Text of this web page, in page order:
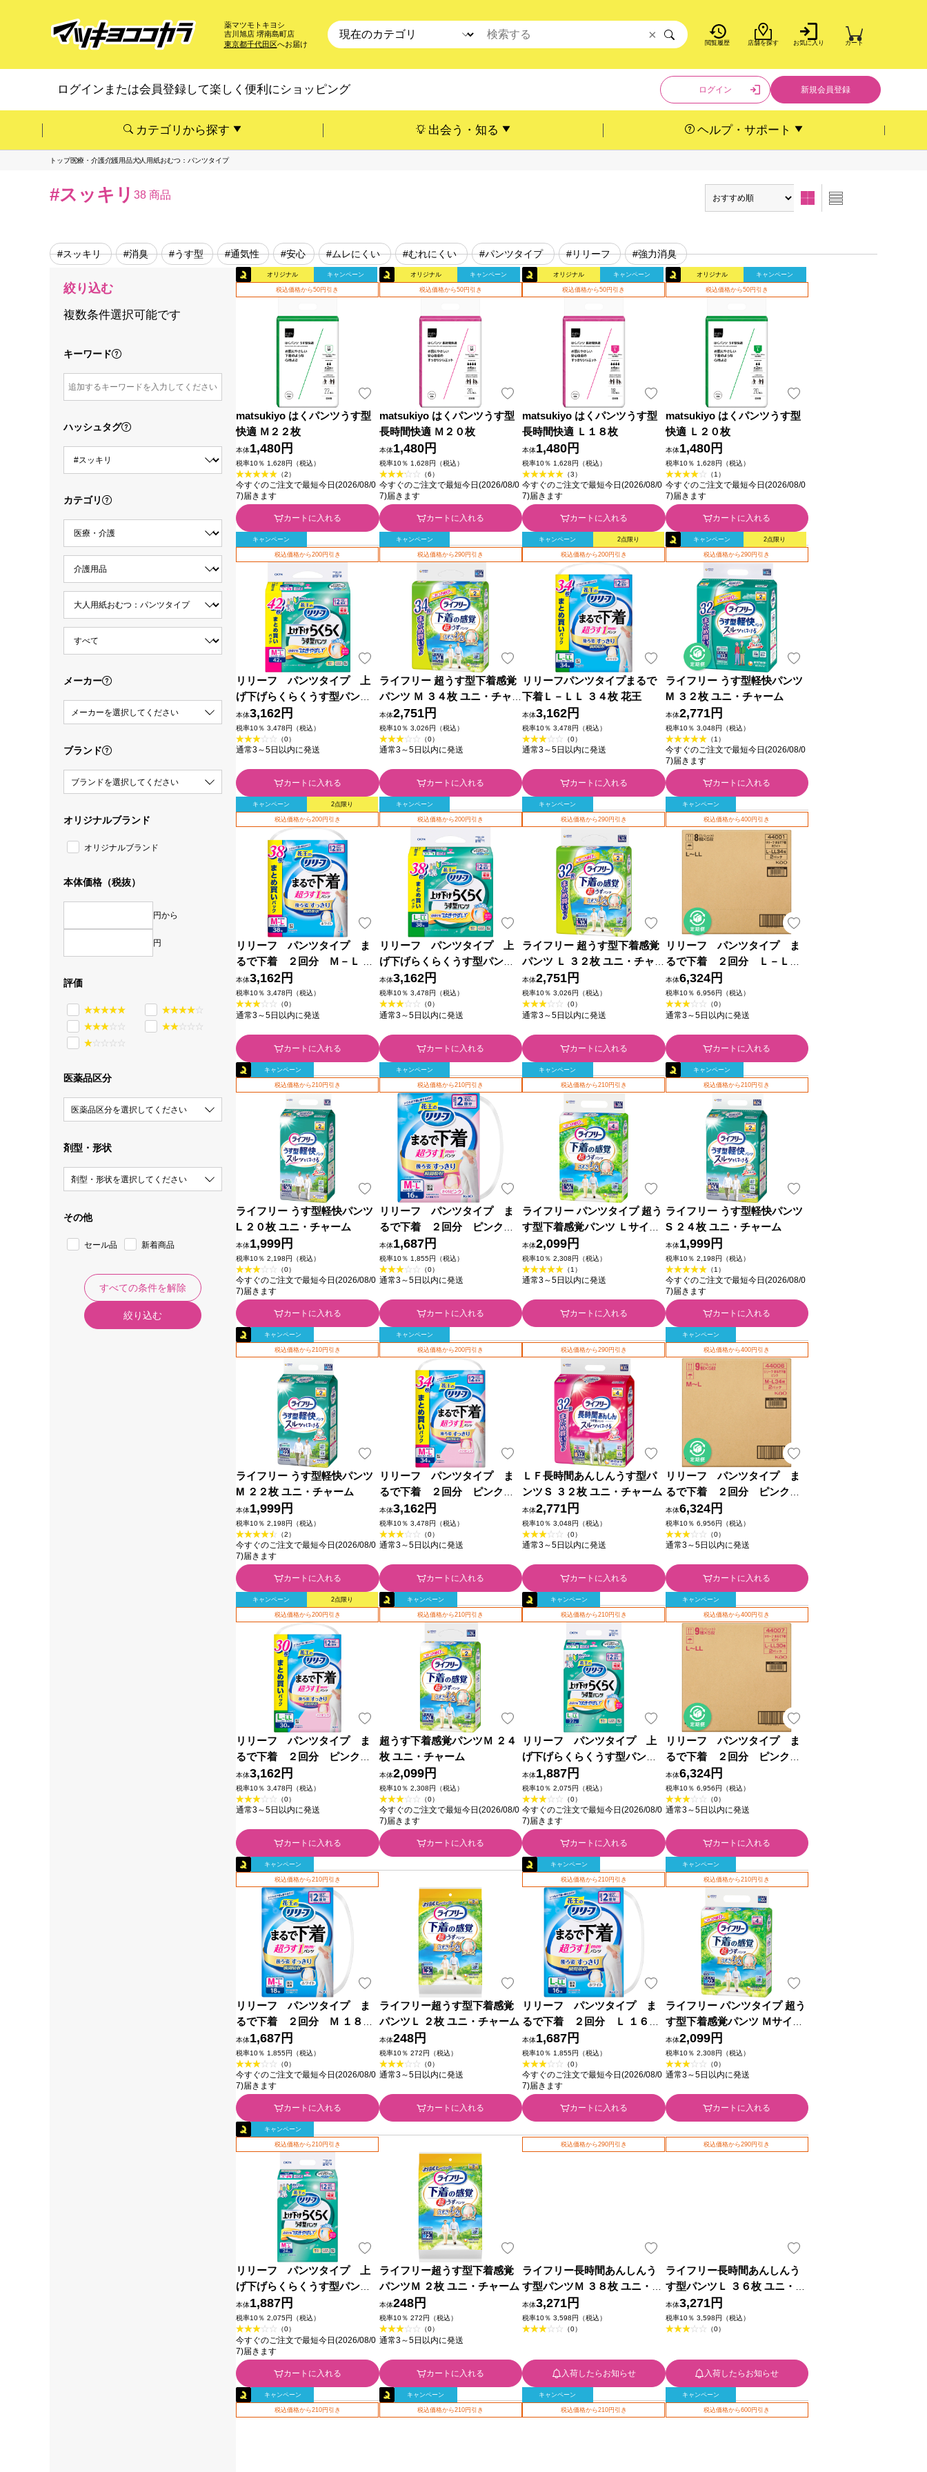
薬マツモトキヨシ
吉川旭店 堺南島町店
東京都千代田区へお届け 閲覧履歴 店舗を探す お気に入り カート
×
ログインまたは会員登録して楽しく便利にショッピング ログイン 新規会員登録
カテゴリから探す 出会う・知る ヘルプ・サポート
トップ医療・介護介護用品大人用紙おむつ：パンツタイプ
#スッキリ 38 商品
#スッキリ #消臭 #うす型 #通気性 #安心 #ムレにくい #むれにくい #パンツタイプ #リリーフ #強力消臭
絞り込む
複数条件選択可能です
キーワード
ハッシュタグ
カテゴリ
メーカー
メーカーを選択してください
ブランド
ブランドを選択してください
オリジナルブランド
オリジナルブランド
本体価格（税抜）
円から
円
評価
医薬品区分
医薬品区分を選択してください
剤型・形状
剤型・形状を選択してください
その他
セール品 新着商品
すべての条件を解除
絞り込む
オリジナル キャンペーン
税込価格から50円引き
matsukiyo はくパンツうす型
快適 Ｍ２２枚
本体1,480円
税率10％ 1,628円（税込）
（2）
今すぐのご注文で最短今日(2026/08/0
7)届きます
カートに入れる
オリジナル キャンペーン
税込価格から50円引き
matsukiyo はくパンツうす型
長時間快適 Ｍ２０枚
本体1,480円
税率10％ 1,628円（税込）
（6）
今すぐのご注文で最短今日(2026/08/0
7)届きます
カートに入れる
オリジナル キャンペーン
税込価格から50円引き
matsukiyo はくパンツうす型
長時間快適 Ｌ１８枚
本体1,480円
税率10％ 1,628円（税込）
（3）
今すぐのご注文で最短今日(2026/08/0
7)届きます
カートに入れる
オリジナル キャンペーン
税込価格から50円引き
matsukiyo はくパンツうす型
快適 Ｌ２０枚
本体1,480円
税率10％ 1,628円（税込）
（1）
今すぐのご注文で最短今日(2026/08/0
7)届きます
カートに入れる
キャンペーン
税込価格から200円引き
リリーフ パンツタイプ 上
げ下げらくらくうす型パン
ツ ２回分 Ｍ－Ｌ ４２枚 花
王
本体3,162円
税率10％ 3,478円（税込）
（0）
通常3～5日以内に発送
カートに入れる
キャンペーン
税込価格から290円引き
ライフリー 超うす型下着感覚
パンツ Ｍ ３４枚 ユニ・チャー
ム
本体2,751円
税率10％ 3,026円（税込）
（0）
通常3～5日以内に発送
カートに入れる
キャンペーン 2点限り
税込価格から200円引き
リリーフパンツタイプまるで
下着Ｌ－ＬＬ ３４枚 花王
本体3,162円
税率10％ 3,478円（税込）
（0）
通常3～5日以内に発送
カートに入れる
キャンペーン 2点限り
税込価格から290円引き
ライフリー うす型軽快パンツ
M ３２枚 ユニ・チャーム
本体2,771円
税率10％ 3,048円（税込）
（1）
今すぐのご注文で最短今日(2026/08/0
7)届きます
カートに入れる
キャンペーン 2点限り
税込価格から200円引き
リリーフ パンツタイプ ま
るで下着 ２回分 Ｍ－Ｌ ３
８枚 花王
本体3,162円
税率10％ 3,478円（税込）
（0）
通常3～5日以内に発送
カートに入れる
キャンペーン
税込価格から200円引き
リリーフ パンツタイプ 上
げ下げらくらくうす型パン
ツ ２回分 Ｌ ３８枚 花王
本体3,162円
税率10％ 3,478円（税込）
（0）
通常3～5日以内に発送
カートに入れる
キャンペーン
税込価格から290円引き
ライフリー 超うす型下着感覚
パンツ Ｌ ３２枚 ユニ・チャー
ム
本体2,751円
税率10％ 3,026円（税込）
（0）
通常3～5日以内に発送
カートに入れる
キャンペーン
税込価格から400円引き
リリーフ パンツタイプ ま
るで下着 ２回分 Ｌ－ＬＬ
３４枚×２ 花王
本体6,324円
税率10％ 6,956円（税込）
（0）
通常3～5日以内に発送
カートに入れる
キャンペーン
税込価格から210円引き
ライフリー うす型軽快パンツ
L ２０枚 ユニ・チャーム
本体1,999円
税率10％ 2,198円（税込）
（0）
今すぐのご注文で最短今日(2026/08/0
7)届きます
カートに入れる
キャンペーン
税込価格から210円引き
リリーフ パンツタイプ ま
るで下着 ２回分 ピンク
Ｍ １６枚 花王
本体1,687円
税率10％ 1,855円（税込）
（0）
通常3～5日以内に発送
カートに入れる
キャンペーン
税込価格から210円引き
ライフリー パンツタイプ 超う
す型下着感覚パンツ Ｌサイズ
４回吸収 大人用おむつ ２０枚
ユニ・チャーム
本体2,099円
税率10％ 2,308円（税込）
（1）
通常3～5日以内に発送
カートに入れる
キャンペーン
税込価格から210円引き
ライフリー うす型軽快パンツ
S ２４枚 ユニ・チャーム
本体1,999円
税率10％ 2,198円（税込）
（1）
今すぐのご注文で最短今日(2026/08/0
7)届きます
カートに入れる
キャンペーン
税込価格から210円引き
ライフリー うす型軽快パンツ
M ２２枚 ユニ・チャーム
本体1,999円
税率10％ 2,198円（税込）
（2）
今すぐのご注文で最短今日(2026/08/0
7)届きます
カートに入れる
キャンペーン
税込価格から200円引き
リリーフ パンツタイプ ま
るで下着 ２回分 ピンク
Ｍ ３４枚 花王
本体3,162円
税率10％ 3,478円（税込）
（0）
通常3～5日以内に発送
カートに入れる
税込価格から290円引き
ＬＦ長時間あんしんうす型パ
ンツＳ ３２枚 ユニ・チャーム
本体2,771円
税率10％ 3,048円（税込）
（0）
通常3～5日以内に発送
カートに入れる
キャンペーン
税込価格から400円引き
リリーフ パンツタイプ ま
るで下着 ２回分 ピンク
Ｍ－Ｌ ３４枚×２ 花王
本体6,324円
税率10％ 6,956円（税込）
（0）
通常3～5日以内に発送
カートに入れる
キャンペーン 2点限り
税込価格から200円引き
リリーフ パンツタイプ ま
るで下着 ２回分 ピンク
Ｌ ３０枚 花王
本体3,162円
税率10％ 3,478円（税込）
（0）
通常3～5日以内に発送
カートに入れる
キャンペーン
税込価格から210円引き
超うす下着感覚パンツＭ ２４
枚 ユニ・チャーム
本体2,099円
税率10％ 2,308円（税込）
（0）
今すぐのご注文で最短今日(2026/08/0
7)届きます
カートに入れる
キャンペーン
税込価格から210円引き
リリーフ パンツタイプ 上
げ下げらくらくうす型パン
ツ ２回分 Ｌ ２２枚 花王
本体1,887円
税率10％ 2,075円（税込）
（0）
今すぐのご注文で最短今日(2026/08/0
7)届きます
カートに入れる
キャンペーン
税込価格から400円引き
リリーフ パンツタイプ ま
るで下着 ２回分 ピンク
Ｌ－ＬＬ ３０枚×２ 花王
本体6,324円
税率10％ 6,956円（税込）
（0）
通常3～5日以内に発送
カートに入れる
キャンペーン
税込価格から210円引き
リリーフ パンツタイプ ま
るで下着 ２回分 Ｍ １８枚
花王
本体1,687円
税率10％ 1,855円（税込）
（0）
今すぐのご注文で最短今日(2026/08/0
7)届きます
カートに入れる
ライフリー超うす型下着感覚
パンツＬ ２枚 ユニ・チャーム
本体248円
税率10％ 272円（税込）
（0）
通常3～5日以内に発送
カートに入れる
キャンペーン
税込価格から210円引き
リリーフ パンツタイプ ま
るで下着 ２回分 Ｌ １６枚
花王
本体1,687円
税率10％ 1,855円（税込）
（0）
今すぐのご注文で最短今日(2026/08/0
7)届きます
カートに入れる
キャンペーン
税込価格から210円引き
ライフリー パンツタイプ 超う
す型下着感覚パンツ Ｍサイズ
４回吸収 大人用おむつ ２２枚
ユニ・チャーム
本体2,099円
税率10％ 2,308円（税込）
（0）
通常3～5日以内に発送
カートに入れる
キャンペーン
税込価格から210円引き
リリーフ パンツタイプ 上
げ下げらくらくうす型パン
ツ ２回分 Ｍ－Ｌ ２４枚 花
王
本体1,887円
税率10％ 2,075円（税込）
（0）
今すぐのご注文で最短今日(2026/08/0
7)届きます
カートに入れる
ライフリー超うす型下着感覚
パンツＭ ２枚 ユニ・チャーム
本体248円
税率10％ 272円（税込）
（0）
通常3～5日以内に発送
カートに入れる
税込価格から290円引き
ライフリー長時間あんしんう
す型パンツＭ ３８枚 ユニ・チ
ャーム
本体3,271円
税率10％ 3,598円（税込）
（0）
入荷したらお知らせ
税込価格から290円引き
ライフリー長時間あんしんう
す型パンツＬ ３６枚 ユニ・チ
ャーム
本体3,271円
税率10％ 3,598円（税込）
（0）
入荷したらお知らせ
キャンペーン
税込価格から210円引き
キャンペーン
税込価格から210円引き
キャンペーン
税込価格から210円引き
キャンペーン
税込価格から600円引き